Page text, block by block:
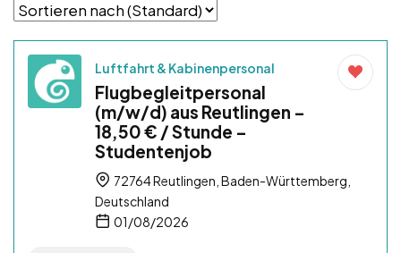
Luftfahrt & Kabinenpersonal
Flugbegleitpersonal
(m/w/d) aus Reutlingen –
18,50 € / Stunde –
Studentenjob
72764 Reutlingen, Baden-Württemberg,
Deutschland
01/08/2026